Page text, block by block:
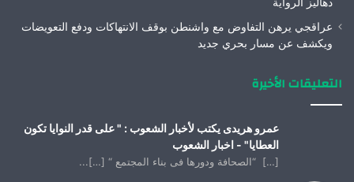
عراقجي يرهن التفاوض مع واشنطن بوقف الانتهاكات ودفع التعويضات
ويكشف عن مسار بحري جديد
التعليقات الأخيرة
عمرو هريدى يكتب لأخبار الشعوب : " على قدر النوايا تكون
العطايا" - اخبار الشعوب
[…] “الصحافة ودورها فى بناء المجتمع “ […]...